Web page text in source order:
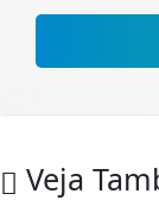
Veja